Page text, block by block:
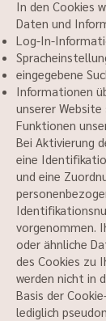
In den Cookies
Daten und
Log-In-
eingegebene
Informationen
unserer
Funktionen
Bei Aktivierung
eine
und eine
vorgenommen.
oder ähnliche
des Cookies zu
werden nicht in
Basis der
lediglich